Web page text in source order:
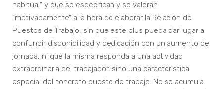
habitual” y que se especifican y se valoran
“motivadamente” a la hora de elaborar la Relación de
Puestos de Trabajo, sin que este plus pueda dar lugar a
confundir disponibilidad y dedicación con un aumento de
jornada, ni que la misma responda a una actividad
extraordinaria del trabajador, sino una característica
especial del concreto puesto de trabajo. No se acumula